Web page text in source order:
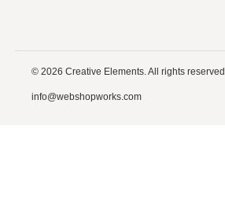
© 2026 Creative Elements. All rights reserved
info@webshopworks.com